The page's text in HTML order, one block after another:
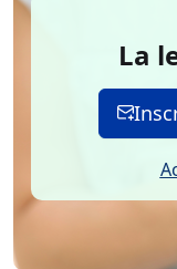
La